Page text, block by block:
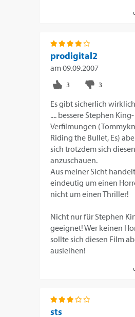
prodigital2
am09.09.2007
Es gibt sicherlich
.... bessere Stephen King-
Verfilmungen
Riding the Bullet, Es)
sich trotzdem sich
anzuschauen.
Aus meiner Sicht
eindeutig um einen
nicht um einen Thriller!
Nicht nur für Stephen
geeignet! Wer keinen
sollte sich diesen Film
ausleihen!
sts